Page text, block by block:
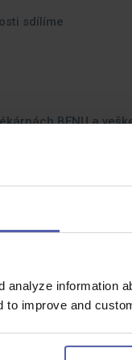
analyze information
to improve and
sdílíme
BENU a
letech
pracovní oděv zdarma
Kč/měsíc, vč.
pracovišti
služebního